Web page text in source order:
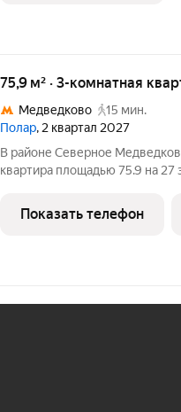
75,9 м² · 3-комнатная
Медведково
15 мин.
Полар, 2 квартал 2027
В районе Северное
квартира площадью 75.9 на 27
минут пешком до станции
автомобиле до
Показать телефон